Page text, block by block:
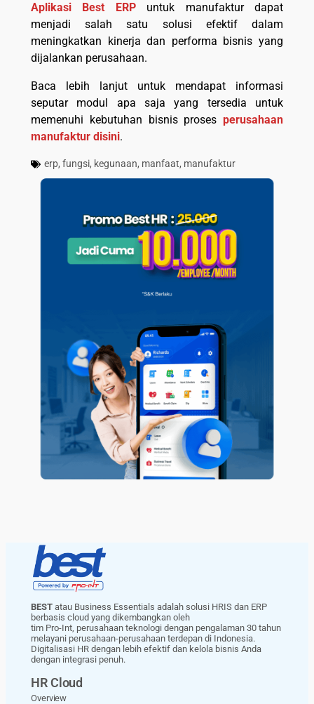
Aplikasi Best ERPuntuk manufaktur dapat
menjadi salah satu solusi efektif dalam
meningkatkan kinerja dan performa bisnis yang
dijalankan perusahaan.
Baca lebih lanjut untuk mendapat informasi
seputar modul apa saja yang tersedia untuk
memenuhi kebutuhan bisnis proses perusahaan
manufaktur disini.
erp, fungsi, kegunaan, manfaat, manufaktur
BEST atau Business Essentials adalah solusi HRIS dan ERP
berbasis cloud yang dikembangkan oleh
tim Pro-Int, perusahaan teknologi dengan pengalaman 30 tahun
melayani perusahaan-perusahaan terdepan di Indonesia.
Digitalisasi HR dengan lebih efektif dan kelola bisnis Anda
dengan integrasi penuh.
HR Cloud
Overview